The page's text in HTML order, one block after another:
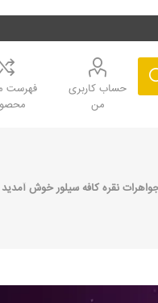
حساب کاربری
من
فهرست
نقره کافه سیلور خوش آمدید